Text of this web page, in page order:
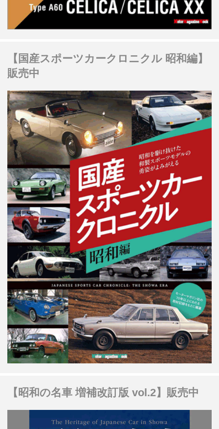
【国産スポーツカークロニクル 昭和編】
販売中
【昭和の名車 増補改訂版 vol.2】販売中